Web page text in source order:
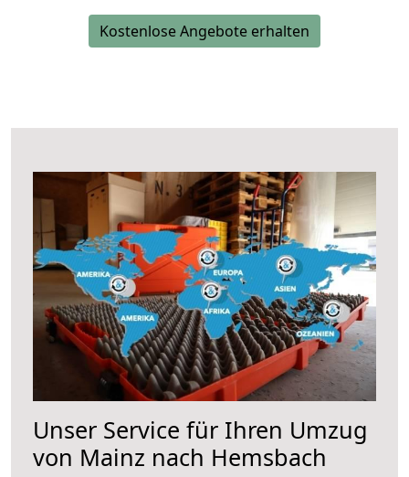
Kostenlose Angebote erhalten
Unser Service für Ihren Umzug
von Mainz nach Hemsbach